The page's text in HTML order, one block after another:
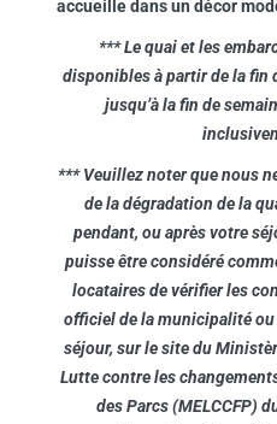
accueille dans un décor
*** Le quai et les
disponibles à partir de la fin
jusqu’à la fin de
*** Veuillez noter que nous
de la dégradation de la
pendant, ou après votre
puisse être considéré
locataires de vérifier les
officiel de la municipalité ou
séjour, sur le site du
Lutte contre les
des Parcs (MELCCFP)